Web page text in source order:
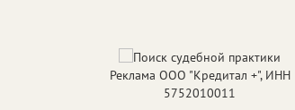
Реклама ООО "Кредитал +", ИНН
5752010011